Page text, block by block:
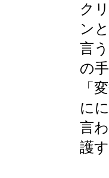
ク
ン
言
の
「
に
言
護